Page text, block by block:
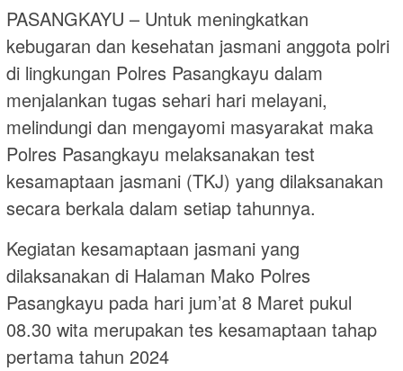
PASANGKAYU – Untuk meningkatkan
kebugaran dan kesehatan jasmani anggota polri
di lingkungan Polres Pasangkayu dalam
menjalankan tugas sehari hari melayani,
melindungi dan mengayomi masyarakat maka
Polres Pasangkayu melaksanakan test
kesamaptaan jasmani (TKJ) yang dilaksanakan
secara berkala dalam setiap tahunnya.
Kegiatan kesamaptaan jasmani yang
dilaksanakan di Halaman Mako Polres
Pasangkayu pada hari jum’at 8 Maret pukul
08.30 wita merupakan tes kesamaptaan tahap
pertama tahun 2024